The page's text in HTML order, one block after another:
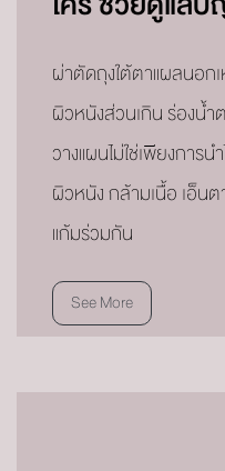
ผ่าตัดถุงใต้ตาแผลนอก
ผิวหนังส่วนเกิน ร่องน้
วางแผนไม่ใช่เพียงการ
ผิวหนัง กล้ามเนื้อ เอ็นต
แก้มร่วมกัน
See More